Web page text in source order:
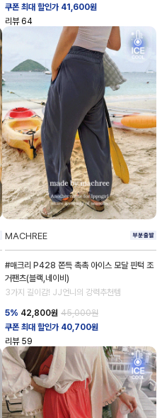
쿠폰 최대 할인가 41,600원
리뷰 64
MACHREE
#매크리 P428 쫀득 촉촉 아이스 모달 핀턱 조
거팬츠(블랙,네이비)
3가지 길이감! JJ언니의 강력추천템
5% 42,800원 45,000원
쿠폰 최대 할인가 40,700원
리뷰 59